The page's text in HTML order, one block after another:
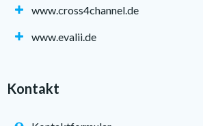
www.cross4channel.de
www.evalii.de
Kontakt